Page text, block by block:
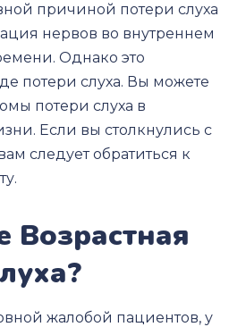
причиной потери слуха
нервов во внутреннем
Однако это
потери слуха. Вы можете
потери слуха в
Если вы столкнулись с
следует обратиться к
Возрастная
жалобой пациентов, у